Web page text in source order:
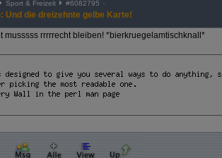
Sport & Freizeit #6082795
Und die dreizehnte gelbe Karte!
musssss rrrrrecht bleiben! *bierkruegelamtischknall*